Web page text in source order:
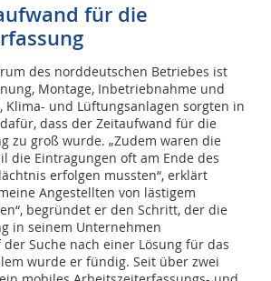
für die
des norddeutschen Betriebes ist
Montage, Inbetriebnahme und
Klima- und Lüftungsanlagen sorgten in
dass der Zeitaufwand für die
zu groß wurde. „Zudem waren die
die Eintragungen oft am Ende des
erfolgen mussten“, erklärt
Angestellten von lästigem
begründet er den Schritt, der die
in seinem Unternehmen
Suche nach einer Lösung für das
wurde er fündig. Seit über zwei